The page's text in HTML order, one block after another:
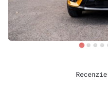
Recenzie